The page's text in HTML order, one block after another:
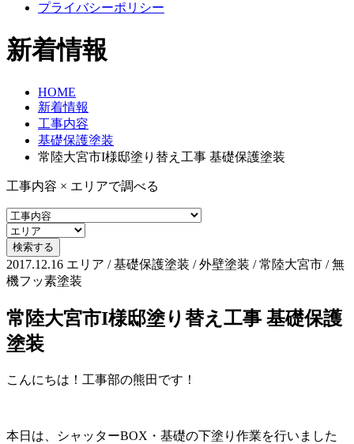
プライバシーポリシー
新着情報
HOME
新着情報
工事内容
基礎保護塗装
常陸大宮市I様邸塗り替え工事 基礎保護塗装
工事内容 × エリアで調べる
2017.12.16 エリア / 基礎保護塗装 / 外壁塗装 / 常陸大宮市 / 無
機フッ素塗装
常陸大宮市I様邸塗り替え工事 基礎保護
塗装
こんにちは！工事部の熊田です！
本日は、シャッターBOX・基礎の下塗り作業を行いました